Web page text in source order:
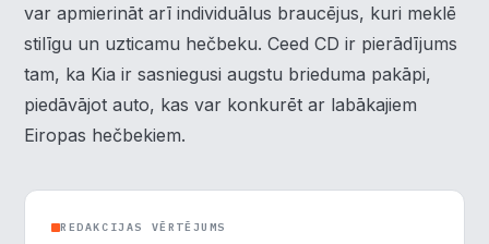
var apmierināt arī individuālus braucējus, kuri meklē
stilīgu un uzticamu hečbeku. Ceed CD ir pierādījums
tam, ka Kia ir sasniegusi augstu brieduma pakāpi,
piedāvājot auto, kas var konkurēt ar labākajiem
Eiropas hečbekiem.
REDAKCIJAS VĒRTĒJUMS